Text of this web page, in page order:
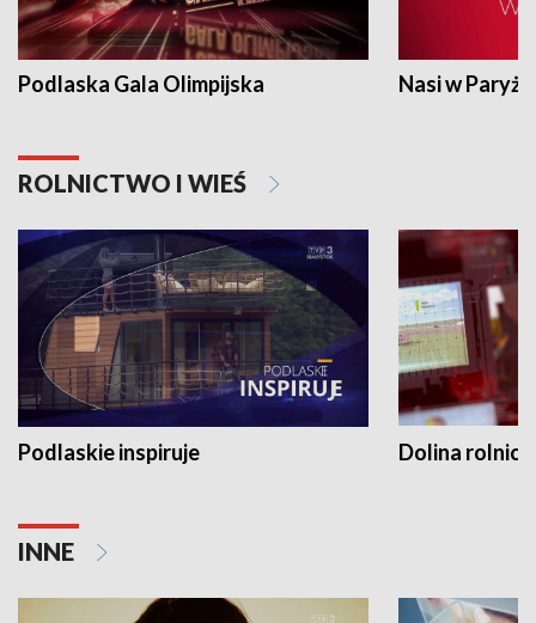
Podlaska Gala Olimpijska Nasi w Paryżu
ROLNICTWO I WIEŚ
Podlaskie inspiruje Dolina
INNE